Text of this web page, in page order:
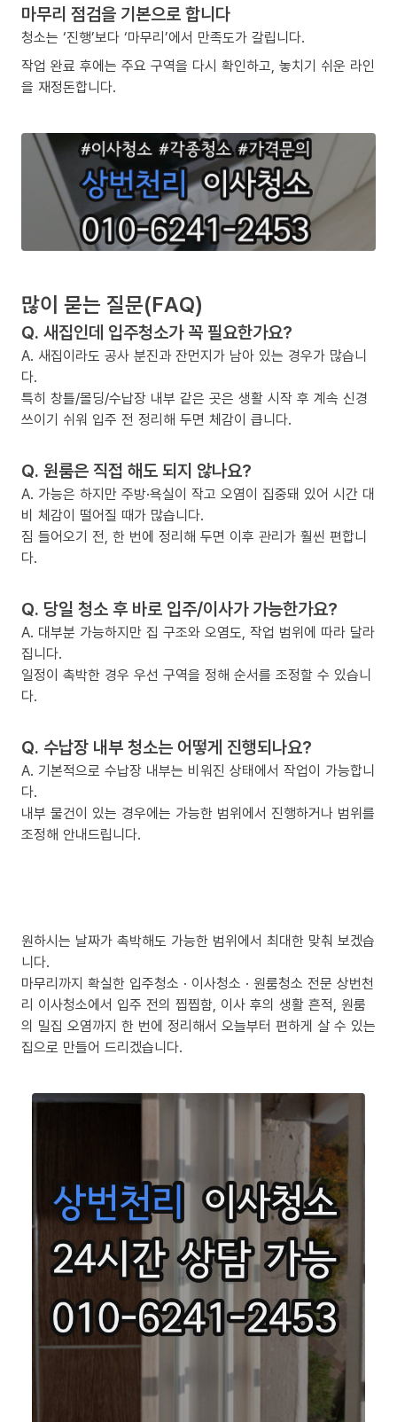
마무리 점검을 기본으로 합니다
청소는 ‘진행’보다 ‘마무리’에서 만족도가 갈립니다.
작업 완료 후에는 주요 구역을 다시 확인하고, 놓치기 쉬운 라인
을 재정돈합니다.
많이 묻는 질문(FAQ)
Q. 새집인데 입주청소가 꼭 필요한가요?
A. 새집이라도 공사 분진과 잔먼지가 남아 있는 경우가 많습니
다.
특히 창틀/몰딩/수납장 내부 같은 곳은 생활 시작 후 계속 신경
쓰이기 쉬워 입주 전 정리해 두면 체감이 큽니다.
Q. 원룸은 직접 해도 되지 않나요?
A. 가능은 하지만 주방·욕실이 작고 오염이 집중돼 있어 시간 대
비 체감이 떨어질 때가 많습니다.
짐 들어오기 전, 한 번에 정리해 두면 이후 관리가 훨씬 편합니
다.
Q. 당일 청소 후 바로 입주/이사가 가능한가요?
A. 대부분 가능하지만 집 구조와 오염도, 작업 범위에 따라 달라
집니다.
일정이 촉박한 경우 우선 구역을 정해 순서를 조정할 수 있습니
다.
Q. 수납장 내부 청소는 어떻게 진행되나요?
A. 기본적으로 수납장 내부는 비워진 상태에서 작업이 가능합니
다.
내부 물건이 있는 경우에는 가능한 범위에서 진행하거나 범위를
조정해 안내드립니다.
원하시는 날짜가 촉박해도 가능한 범위에서 최대한 맞춰 보겠습
니다.
마무리까지 확실한 입주청소 · 이사청소 · 원룸청소 전문 상번천
리 이사청소에서 입주 전의 찝찝함, 이사 후의 생활 흔적, 원룸
의 밀집 오염까지 한 번에 정리해서 오늘부터 편하게 살 수 있는
집으로 만들어 드리겠습니다.